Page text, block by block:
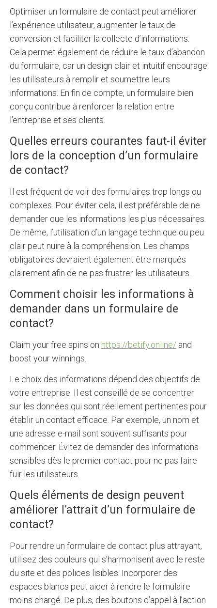
Optimiser un formulaire de contact peut améliorer
l’expérience utilisateur, augmenter le taux de
conversion et faciliter la collecte d’informations.
Cela permet également de réduire le taux d’abandon
du formulaire, car un design clair et intuitif encourage
les utilisateurs à remplir et soumettre leurs
informations. En fin de compte, un formulaire bien
conçu contribue à renforcer la relation entre
l’entreprise et ses clients.
Quelles erreurs courantes faut-il éviter
lors de la conception d’un formulaire
de contact?
Il est fréquent de voir des formulaires trop longs ou
complexes. Pour éviter cela, il est préférable de ne
demander que les informations les plus nécessaires.
De même, l’utilisation d’un langage technique ou peu
clair peut nuire à la compréhension. Les champs
obligatoires devraient également être marqués
clairement afin de ne pas frustrer les utilisateurs.
Comment choisir les informations à
demander dans un formulaire de
contact?
Claim your free spins on https://betify.online/ and
boost your winnings.
Le choix des informations dépend des objectifs de
votre entreprise. Il est conseillé de se concentrer
sur les données qui sont réellement pertinentes pour
établir un contact efficace. Par exemple, un nom et
une adresse e-mail sont souvent suffisants pour
commencer. Évitez de demander des informations
sensibles dès le premier contact pour ne pas faire
fuir les utilisateurs.
Quels éléments de design peuvent
améliorer l’attrait d’un formulaire de
contact?
Pour rendre un formulaire de contact plus attrayant,
utilisez des couleurs qui s’harmonisent avec le reste
du site et des polices lisibles. Incorporer des
espaces blancs peut aider à rendre le formulaire
moins chargé. De plus, des boutons d’appel à l’action